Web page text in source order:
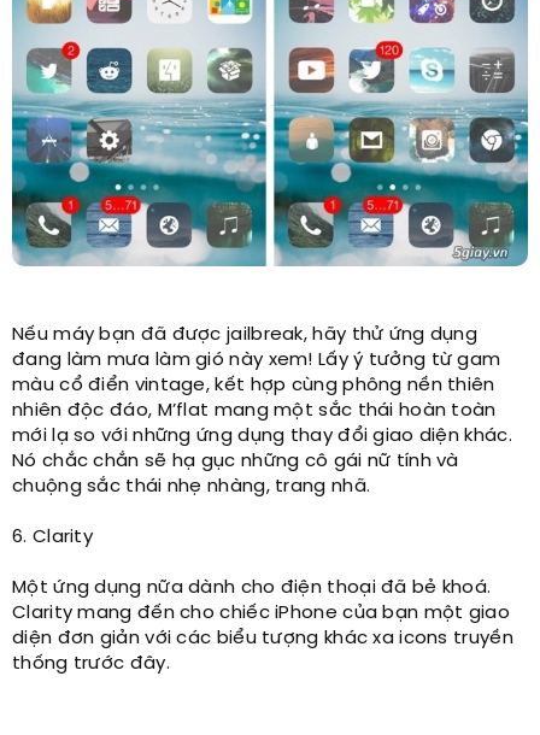
Nếu máy bạn đã được jailbreak, hãy thử ứng dụng
đang làm mưa làm gió này xem! Lấy ý tưởng từ gam
màu cổ điển vintage, kết hợp cùng phông nền thiên
nhiên độc đáo, M’flat mang một sắc thái hoàn toàn
mới lạ so với những ứng dụng thay đổi giao diện khác.
Nó chắc chắn sẽ hạ gục những cô gái nữ tính và
chuộng sắc thái nhẹ nhàng, trang nhã.
6. Clarity
Một ứng dụng nữa dành cho điện thoại đã bẻ khoá.
Clarity mang đến cho chiếc iPhone của bạn một giao
diện đơn giản với các biểu tượng khác xa icons truyền
thống trước đây.